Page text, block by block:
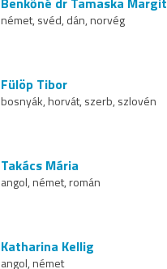
német, svéd, dán, norvég
Fülöp Tibor
bosnyák, horvát, szerb, szlovén
Takács Mária
angol, német, román
Katharina Kellig
angol, német